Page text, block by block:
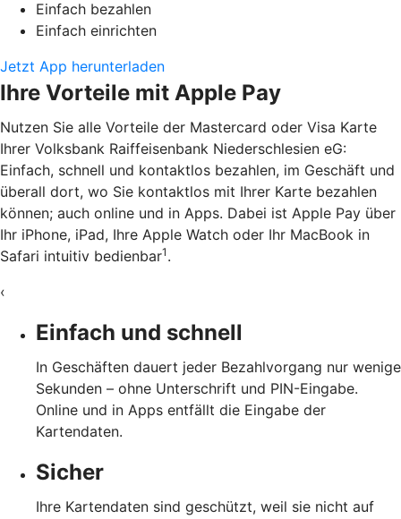
Einfach bezahlen
Einfach einrichten
Jetzt App herunterladen
Ihre Vorteile mit Apple Pay
Nutzen Sie alle Vorteile der Mastercard oder Visa Karte
Ihrer Volksbank Raiffeisenbank Niederschlesien eG:
Einfach, schnell und kontaktlos bezahlen, im Geschäft und
überall dort, wo Sie kontaktlos mit Ihrer Karte bezahlen
können; auch online und in Apps. Dabei ist Apple Pay über
Ihr iPhone, iPad, Ihre Apple Watch oder Ihr MacBook in
Safari intuitiv bedienbar1 .
‹
Einfach und schnell
In Geschäften dauert jeder Bezahlvorgang nur wenige
Sekunden – ohne Unterschrift und PIN-Eingabe.
Online und in Apps entfällt die Eingabe der
Kartendaten.
Sicher
Ihre Kartendaten sind geschützt, weil sie nicht auf